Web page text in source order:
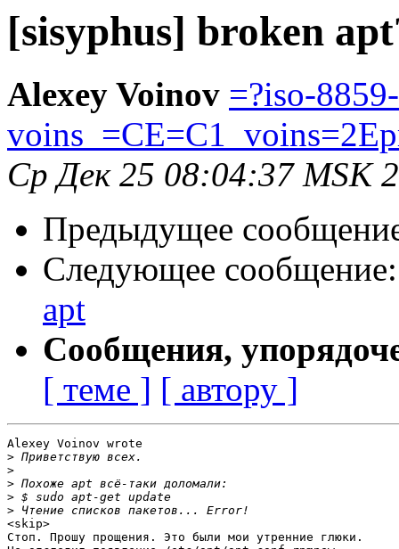
[sisyphus] broken
Alexey Voinov =?iso-
Ср Дек 25 08:04:37 MSK
Предыдущее
Следующее
apt
Сообщения,
[ теме ] [ автору ]
Alexey Voinov wrote
>
>
>
>
>
<skip>
Стоп. Прошу прощения. Это были мои утренние глюки.